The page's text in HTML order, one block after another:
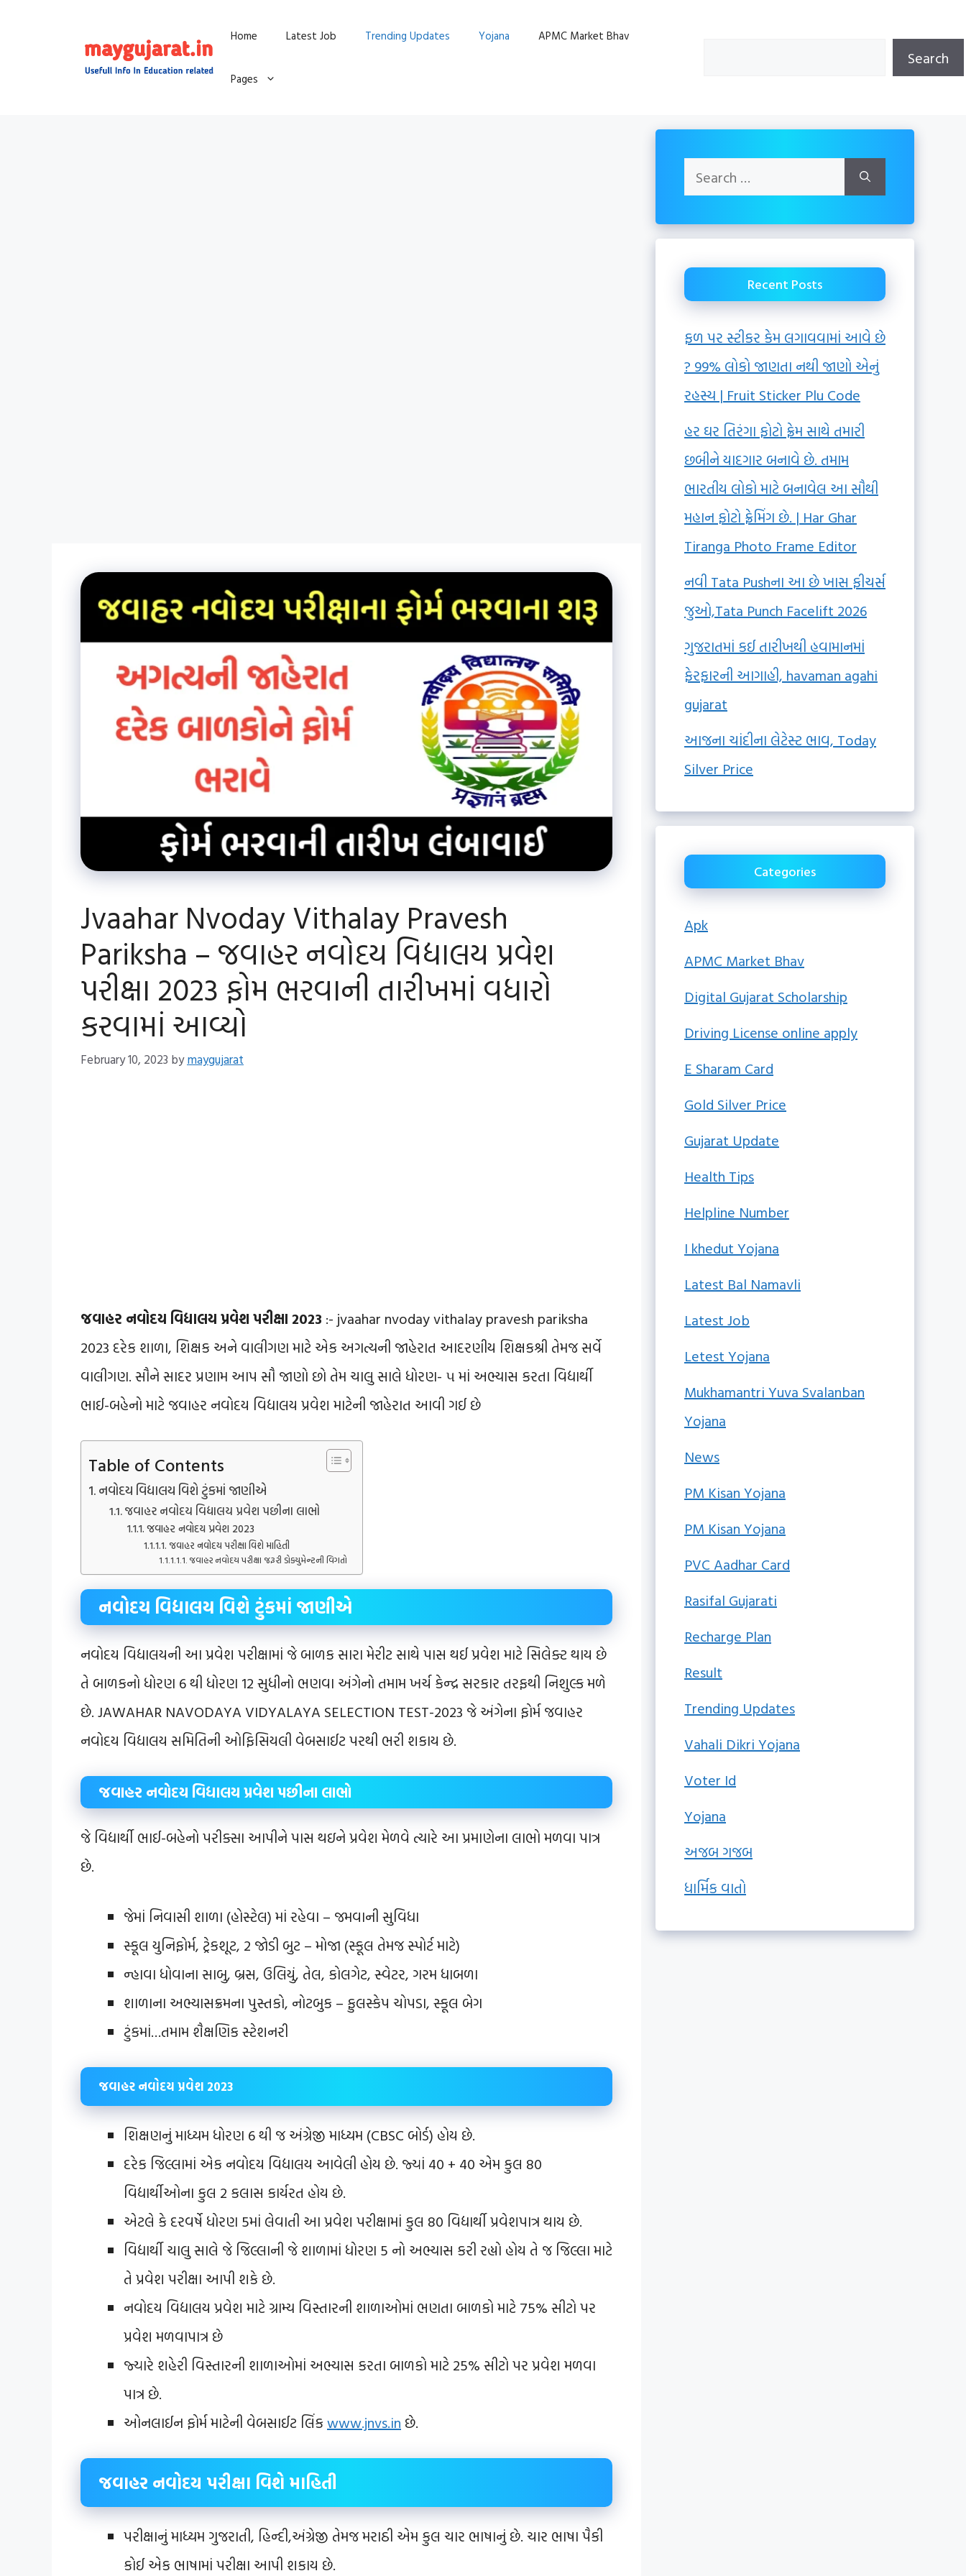
Home Latest Job Trending Updates Yojana APMC Market Bhav
Pages
Search
Jvaahar Nvoday Vithalay Pravesh
Pariksha – જવાહર નવોદય વિદ્યાલય પ્રવેશ
પરીક્ષા 2023 ફોમ ભરવાની તારીખમાં વધારો
કરવામાં આવ્યો
February 10, 2023 bymaygujarat
જવાહર નવોદય વિદ્યાલય પ્રવેશ પરીક્ષા 2023 :- jvaahar nvoday vithalay pravesh pariksha
2023 દરેક શાળા, શિક્ષક અને વાલીગણ માટે એક અગત્યની જાહેરાત આદરણીય શિક્ષકશ્રી તેમજ સર્વે
વાલીગણ. સૌને સાદર પ્રણામ આપ સૌ જાણો છો તેમ ચાલુ સાલે ધોરણ- ૫ માં અભ્યાસ કરતા વિદ્યાર્થી
ભાઈ-બહેનો માટે જવાહર નવોદય વિદ્યાલય પ્રવેશ માટેની જાહેરાત આવી ગઈ છે
Table of Contents
નવોદય વિદ્યાલય વિશે ટુંકમાં જાણીએ
જવાહર નવોદય વિદ્યાલય પ્રવેશ પછીના લાભો
જવાહર નવોદય પ્રવેશ 2023
જવાહર નવોદય પરીક્ષા વિશે માહિતી
જવાહર નવોદય પરીક્ષા જરૂરી ડોક્યુમેન્ટની વિગતો
નવોદય વિદ્યાલય વિશે ટુંકમાં જાણીએ
નવોદય વિદ્યાલયની આ પ્રવેશ પરીક્ષામાં જે બાળક સારા મેરીટ સાથે પાસ થઈ પ્રવેશ માટે સિલેક્ટ થાય છે
તે બાળકનો ધોરણ 6 થી ધોરણ 12 સુધીનો ભણવા અંગેનો તમામ ખર્ચ કેન્દ્ર સરકાર તરફથી નિશુલ્ક મળે
છે. JAWAHAR NAVODAYA VIDYALAYA SELECTION TEST-2023 જે અંગેના ફોર્મ જવાહર
નવોદય વિદ્યાલય સમિતિની ઓફિસિયલી વેબસાઈટ પરથી ભરી શકાય છે.
જવાહર નવોદય વિદ્યાલય પ્રવેશ પછીના લાભો
જે વિદ્યાર્થી ભાઈ-બહેનો પરીક્સા આપીને પાસ થઇને પ્રવેશ મેળવે ત્યારે આ પ્રમાણેના લાભો મળવા પાત્ર
છે.
જેમાં નિવાસી શાળા (હોસ્ટેલ) માં રહેવા – જમવાની સુવિધા
સ્કૂલ યુનિફોર્મ, ટ્રેકશૂટ, 2 જોડી બુટ – મોજા (સ્કૂલ તેમજ સ્પોર્ટ માટે)
ન્હાવા ધોવાના સાબુ, બ્રસ, ઉલિયું, તેલ, કોલગેટ, સ્વેટર, ગરમ ધાબળા
શાળાના અભ્યાસક્રમના પુસ્તકો, નોટબુક – ફુલસ્કેપ ચોપડા, સ્કૂલ બેગ
ટુંકમાં…તમામ શૈક્ષણિક સ્ટેશનરી
જવાહર નવોદય પ્રવેશ 2023
શિક્ષણનું માધ્યમ ધોરણ 6 થી જ અંગ્રેજી માધ્યમ (CBSC બોર્ડ) હોય છે.
દરેક જિલ્લામાં એક નવોદય વિદ્યાલય આવેલી હોય છે. જ્યાં 40 + 40 એમ કુલ 80
વિદ્યાર્થીઓના કુલ 2 કલાસ કાર્યરત હોય છે.
એટલે કે દરવર્ષે ધોરણ 5માં લેવાતી આ પ્રવેશ પરીક્ષામાં કુલ 80 વિદ્યાર્થી પ્રવેશપાત્ર થાય છે.
વિદ્યાર્થી ચાલુ સાલે જે જિલ્લાની જે શાળામાં ધોરણ 5 નો અભ્યાસ કરી રહ્યો હોય તે જ જિલ્લા માટે
તે પ્રવેશ પરીક્ષા આપી શકે છે.
નવોદય વિદ્યાલય પ્રવેશ માટે ગ્રામ્ય વિસ્તારની શાળાઓમાં ભણતા બાળકો માટે 75% સીટો પર
પ્રવેશ મળવાપાત્ર છે
જ્યારે શહેરી વિસ્તારની શાળાઓમાં અભ્યાસ કરતા બાળકો માટે 25% સીટો પર પ્રવેશ મળવા
પાત્ર છે.
ઓનલાઈન ફોર્મ માટેની વેબસાઈટ લિંક www.jnvs.in છે.
જવાહર નવોદય પરીક્ષા વિશે માહિતી
પરીક્ષાનું માધ્યમ ગુજરાતી, હિન્દી,અંગ્રેજી તેમજ મરાઠી એમ કુલ ચાર ભાષાનું છે. ચાર ભાષા પૈકી
કોઈ એક ભાષામાં પરીક્ષા આપી શકાય છે.
Search
for:
Recent Posts
ફળ પર સ્ટીકર કેમ લગાવવામાં આવે છે
? 99% લોકો જાણતા નથી જાણો એનું
રહસ્ય | Fruit Sticker Plu Code
હર ઘર તિરંગા ફોટો ફ્રેમ સાથે તમારી
છબીને યાદગાર બનાવે છે. તમામ
ભારતીય લોકો માટે બનાવેલ આ સૌથી
મહાન ફોટો ફ્રેમિંગ છે. | Har Ghar
Tiranga Photo Frame Editor
નવી Tata Pushના આ છે ખાસ ફીચર્સ
જુઓ,Tata Punch Facelift 2026
ગુજરાતમાં કઈ તારીખથી હવામાનમાં
ફેરફારની આગાહી, havaman agahi
gujarat
આજના ચાંદીના લેટેસ્ટ ભાવ, Today
Silver Price
Categories
Apk
APMC Market Bhav
Digital Gujarat Scholarship
Driving License online apply
E Sharam Card
Gold Silver Price
Gujarat Update
Health Tips
Helpline Number
I khedut Yojana
Latest Bal Namavli
Latest Job
Letest Yojana
Mukhamantri Yuva Svalanban
Yojana
News
PM Kisan Yojana
PM Kisan Yojana
PVC Aadhar Card
Rasifal Gujarati
Recharge Plan
Result
Trending Updates
Vahali Dikri Yojana
Voter Id
Yojana
અજબ ગજબ
ધાર્મિક વાતો